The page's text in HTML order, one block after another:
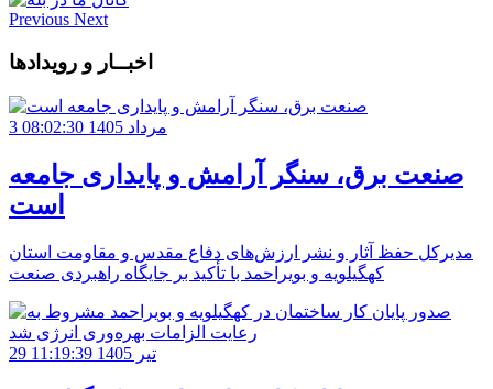
Previous Next
اخبــار و رویدادها
3 مرداد 1405 08:02:30
صنعت برق، سنگر آرامش و پایداری جامعه
است
مدیرکل حفظ آثار و نشر ارزش‌های دفاع مقدس و مقاومت استان
کهگیلویه و بویراحمد با تأکید بر جایگاه راهبردی صنعت
29 تیر 1405 11:19:39